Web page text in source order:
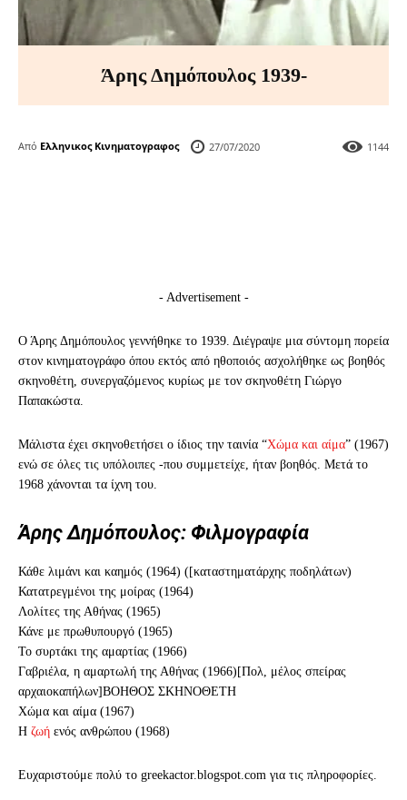
Άρης Δημόπουλος 1939-
Από Ελληνικος Κινηματογραφος 27/07/2020 1144
- Advertisement -
Ο Άρης Δημόπουλος γεννήθηκε το 1939. Διέγραψε μια σύντομη πορεία
στον κινηματογράφο όπου εκτός από ηθοποιός ασχολήθηκε ως βοηθός
σκηνοθέτη, συνεργαζόμενος κυρίως με τον σκηνοθέτη Γιώργο
Παπακώστα.
Μάλιστα έχει σκηνοθετήσει ο ίδιος την ταινία “Χώμα και αίμα” (1967)
ενώ σε όλες τις υπόλοιπες -που συμμετείχε, ήταν βοηθός. Μετά το
1968 χάνονται τα ίχνη του.
Άρης Δημόπουλος: Φιλμογραφία
Κάθε λιμάνι και καημός (1964) ([καταστηματάρχης ποδηλάτων)
Κατατρεγμένοι της μοίρας (1964)
Λολίτες της Αθήνας (1965)
Κάνε με πρωθυπουργό (1965)
Το συρτάκι της αμαρτίας (1966)
Γαβριέλα, η αμαρτωλή της Αθήνας (1966)[Πολ, μέλος σπείρας
αρχαιοκαπήλων]ΒΟΗΘΟΣ ΣΚΗΝΟΘΕΤΗ
Χώμα και αίμα (1967)
Η ζωή ενός ανθρώπου (1968)
Ευχαριστούμε πολύ το greekactor.blogspot.com για τις πληροφορίες.